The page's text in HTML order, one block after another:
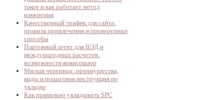
такое и как работает метод
измерения
Качественный трафик для сайта:
правила привлечения и проверенные
способы
Платежный агент для ВЭД и
международных расчетов:
возможности коинсекьюр
Мягкая черепица: преимущества,
виды и пошаговая инструкция по
укладке
Как правильно укладывать SPC